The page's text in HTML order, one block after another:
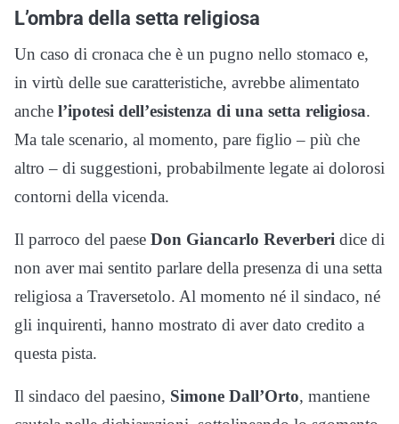
L’ombra della setta religiosa
Un caso di cronaca che è un pugno nello stomaco e,
in virtù delle sue caratteristiche, avrebbe alimentato
anche l’ipotesi dell’esistenza di una setta religiosa.
Ma tale scenario, al momento, pare figlio – più che
altro – di suggestioni, probabilmente legate ai dolorosi
contorni della vicenda.
Il parroco del paese Don Giancarlo Reverberi dice di
non aver mai sentito parlare della presenza di una setta
religiosa a Traversetolo. Al momento né il sindaco, né
gli inquirenti, hanno mostrato di aver dato credito a
questa pista.
Il sindaco del paesino, Simone Dall’Orto, mantiene